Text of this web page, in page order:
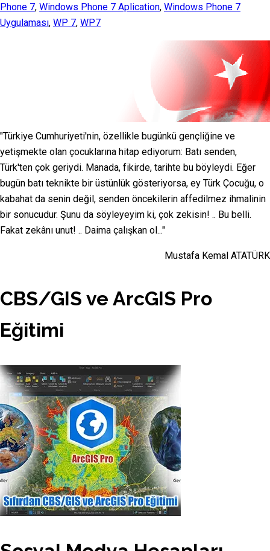
Phone 7, Windows Phone 7 Aplication, Windows Phone 7
Uygulaması, WP 7, WP7
"Türkiye Cumhuriyeti'nin, özellikle bugünkü gençliğine ve
yetişmekte olan çocuklarına hitap ediyorum: Batı senden,
Türk'ten çok geriydi. Manada, fikirde, tarihte bu böyleydi. Eğer
bugün batı teknikte bir üstünlük gösteriyorsa, ey Türk Çocuğu, o
kabahat da senin değil, senden öncekilerin affedilmez ihmalinin
bir sonucudur. Şunu da söyleyeyim ki, çok zekisin! .. Bu belli.
Fakat zekânı unut! .. Daima çalışkan ol..."
Mustafa Kemal ATATÜRK
CBS/GIS ve ArcGIS Pro
Eğitimi